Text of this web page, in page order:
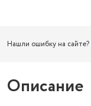
Нашли ошибку на сайте?
Описание